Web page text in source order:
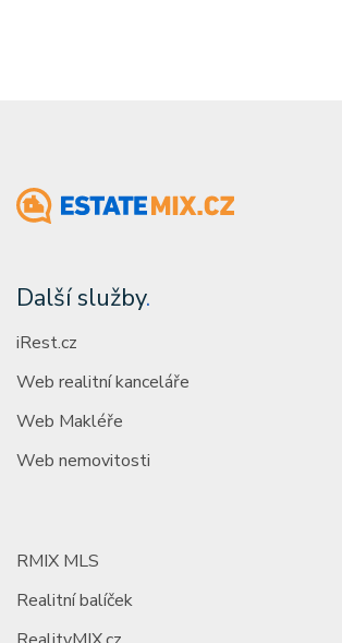
Další služby.
iRest.cz
Web realitní kanceláře
Web Makléře
Web nemovitosti
RMIX MLS
Realitní balíček